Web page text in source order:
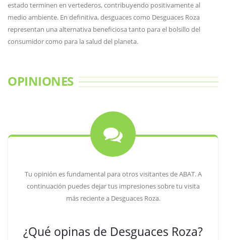
estado terminen en vertederos, contribuyendo positivamente al
medio ambiente. En definitiva, desguaces como Desguaces Roza
representan una alternativa beneficiosa tanto para el bolsillo del
consumidor como para la salud del planeta.
OPINIONES
Tu opinión es fundamental para otros visitantes de ABAT. A
continuación puedes dejar tus impresiones sobre tu visita
más reciente a Desguaces Roza.
¿Qué opinas de Desguaces Roza?